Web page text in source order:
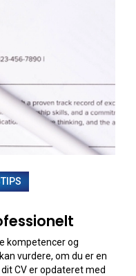
kompetencer og
vurdere, om du er en
CV er opdateret med